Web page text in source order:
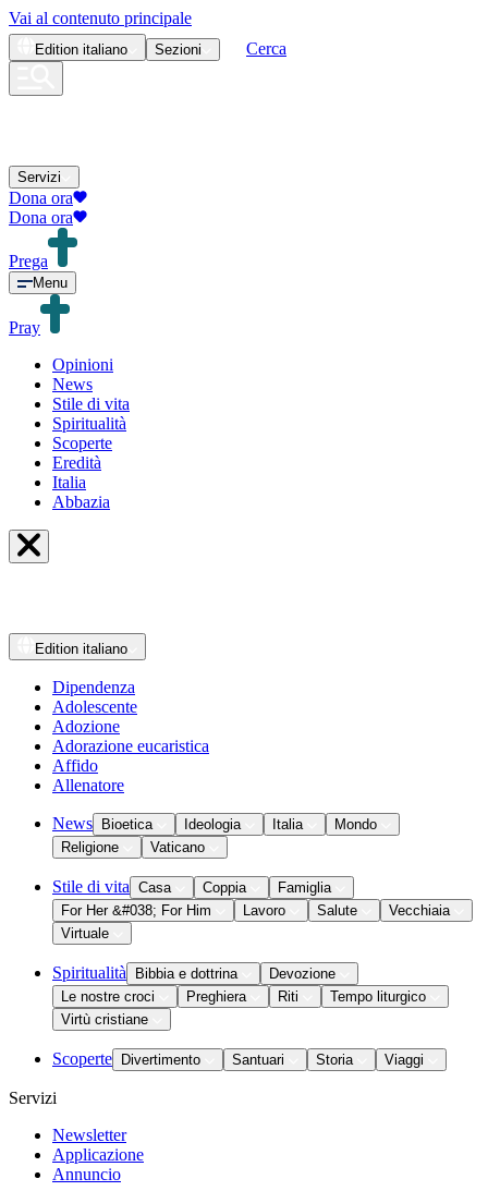
Vai al contenuto principale
Edition italiano Sezioni Cerca
Servizi
Dona ora
Dona ora
Prega
Menu
Pray
Opinioni
News
Stile di vita
Spiritualità
Scoperte
Eredità
Italia
Abbazia
Edition italiano
Dipendenza
Adolescente
Adozione
Adorazione eucaristica
Affido
Allenatore
News Bioetica Ideologia Italia
Mondo
Religione
Vaticano
Stile di vita Casa Coppia
Famiglia
For Her &#038; For Him
Lavoro Salute
Vecchiaia
Virtuale
Spiritualità Bibbia e dottrina
Devozione
Le nostre croci
Preghiera Riti
Tempo liturgico
Virtù cristiane
Scoperte Divertimento Santuari Storia Viaggi
Servizi
Newsletter
Applicazione
Annuncio